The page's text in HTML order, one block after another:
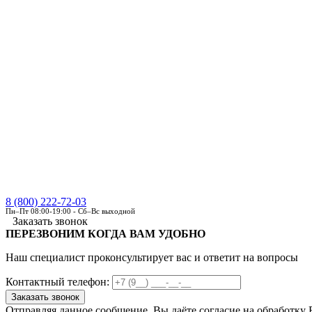
8 (800) 222-72-03
Пн–Пт 08:00-19:00 - Сб–Вс выходной
Заказать звонок
ПЕРЕЗВОНИМ КОГДА ВАМ УДОБНО
Наш специалист проконсультирует вас и ответит на вопросы
Контактный телефон: